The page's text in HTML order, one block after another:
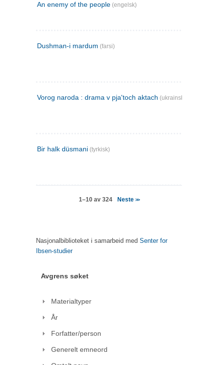
An enemy of the people (engelsk)
Dushman-i mardum (farsi)
Vorog naroda : drama v pja'toch aktach (ukrainsk)
Bir halk düsmani (tyrkisk)
1–10 av 324 Neste >>
Nasjonalbiblioteket i samarbeid med Senter for
Ibsen-studier
Avgrens søket
Materialtyper
År
Forfatter/person
Generelt emneord